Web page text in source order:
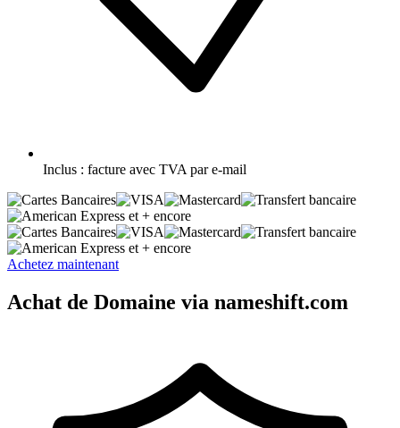
Inclus : facture avec TVA par e-mail
et + encore
et + encore
Achetez maintenant
Achat de Domaine via nameshift.com